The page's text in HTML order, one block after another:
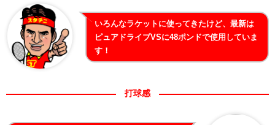
いろんなラケットに使ってきたけど、最新は
ピュアドライブVSに48ポンドで使用していま
す！
打球感